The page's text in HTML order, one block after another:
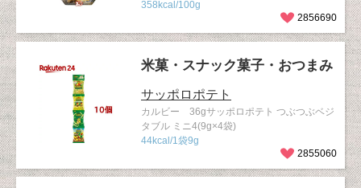
358kcal/100g
2856690
米菓・スナック菓子・おつまみ
サッポロポテト
カルビー 36gサッポロポテト つぶつぶベジ
タブル ミニ4(9g×4袋)
44kcal/1袋9g
2855060